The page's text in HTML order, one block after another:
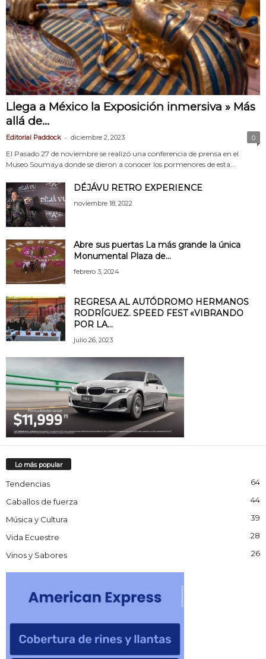
Llega a México la Exposición inmersiva » Más
allá de...
Editorial Paddock - diciembre 2, 2023 0
El Pasado 27 de noviembre se realizó una conferencia de prensa en el
Museo Soumaya donde se dieron a conocer los pormenores de esta...
DÉJÁVU RETRO EXPERIENCE
noviembre 18, 2022
Abre sus puertas La más grande la única
Monumental Plaza de...
febrero 3, 2024
REGRESA AL AUTÓDROMO HERMANOS
RODRÍGUEZ. SPEED FEST «VIBRANDO
POR LA...
julio 26, 2023
Lo más popular
Tendencias 64
Caballos de fuerza 44
Música y Cultura 39
Vida Ecuestre 28
Vinos y Sabores 26